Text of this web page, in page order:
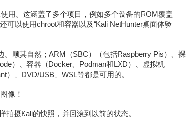
用。这涵盖了多个项目，例如多个设备的ROM覆盖
可以使用chroot和容器以及“Kali NetHunter桌面体验
顺其自然；ARM（SBC）（包括Raspberry Pis）、裸
）、容器（Docker、Podman和LXD）、虚拟机
）、DVD/USB、WSL等都是可用的。
像！
摄Kali的快照，并回滚到以前的状态。